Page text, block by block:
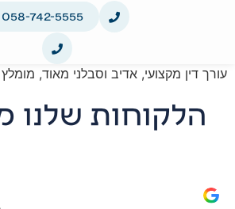
058-742-5555
עורך דין מקצועי, אדיב וסבלני מאוד, מומלץ
הלקוחות שלנו